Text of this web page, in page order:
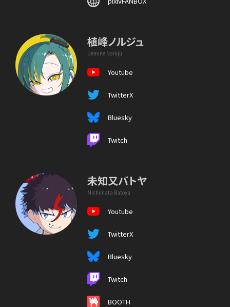
植峰ノルジュ
Uemine Noruju
Youtube
TwitterX
Bluesky
Twitch
未知又バトヤ
Michimata Batoya
Youtube
TwitterX
Bluesky
Twitch
BOOTH